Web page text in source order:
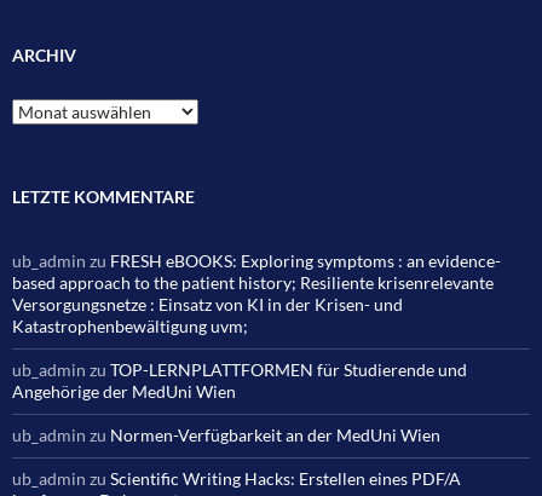
ARCHIV
Archiv
LETZTE KOMMENTARE
ub_admin zu FRESH eBOOKS: Exploring symptoms : an evidence-
based approach to the patient history; Resiliente krisenrelevante
Versorgungsnetze : Einsatz von KI in der Krisen- und
Katastrophenbewältigung uvm;
ub_admin zu TOP-LERNPLATTFORMEN für Studierende und
Angehörige der MedUni Wien
ub_admin zu Normen-Verfügbarkeit an der MedUni Wien
ub_admin zu Scientific Writing Hacks: Erstellen eines PDF/A